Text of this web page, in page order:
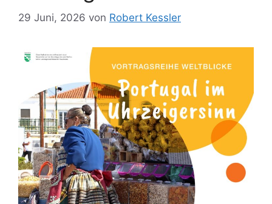
29 Juni, 2026 von Robert Kessler